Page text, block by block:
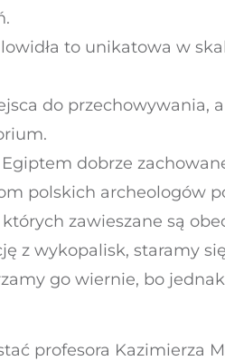
to unikatowa w
do przechowywania,
dobrze
polskich archeologów
zawieszane są
z wykopalisk, staramy
go wiernie, bo
profesora Kazimierza